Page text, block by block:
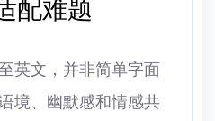
配难题
英文，并非简单字面
境、幽默感和情感共